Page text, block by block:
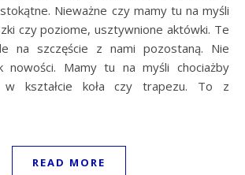
Nieważne czy mamy tu na myśli
czy poziome, usztywnione aktówki. Te
na szczęście z nami pozostaną. Nie
nowości. Mamy tu na myśli chociażby
kształcie koła czy trapezu. To z
READ MORE